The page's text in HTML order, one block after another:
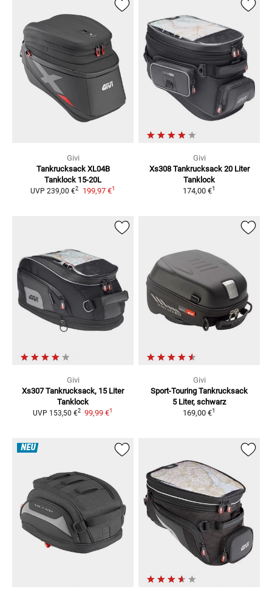
Givi
Tankrucksack XL04B
Tanklock 15-20L
UVP 239,00 €2 199,97 €1
Givi
Xs308 Tankrucksack 20 Liter
Tanklock
174,00 €1
Givi
Xs307 Tankrucksack, 15 Liter
Tanklock
UVP 153,50 €2 99,99 €1
Givi
Sport-Touring Tankrucksack
5 Liter, schwarz
169,00 €1
NEU